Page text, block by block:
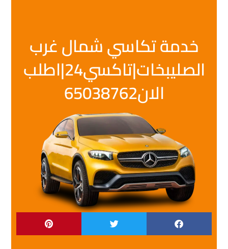
خدمة تكاسي شمال غرب
الصليبخات|تاكسي24|اطلب
الان65038762